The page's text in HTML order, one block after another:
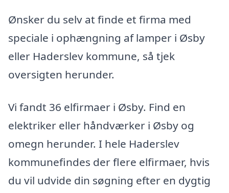
Ønsker du selv at finde et firma med
speciale i ophængning af lamper i Øsby
eller Haderslev kommune, så tjek
oversigten herunder.
Vi fandt 36 elfirmaer i Øsby. Find en
elektriker eller håndværker i Øsby og
omegn herunder. I hele Haderslev
kommunefindes der flere elfirmaer, hvis
du vil udvide din søgning efter en dygtig